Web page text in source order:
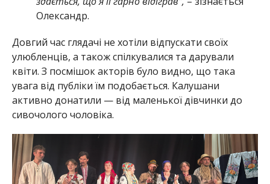
Олександр.
Довгий час глядачі не хотіли відпускати своїх
улюбленців, а також спілкувалися та дарували
квіти. З посмішок акторів було видно, що така
увага від публіки їм подобається. Калушани
активно донатили — від маленької дівчинки до
сивочолого чоловіка.